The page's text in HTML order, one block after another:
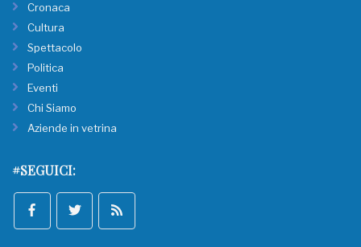
Cronaca
Cultura
Spettacolo
Politica
Eventi
Chi Siamo
Aziende in vetrina
#SEGUICI: